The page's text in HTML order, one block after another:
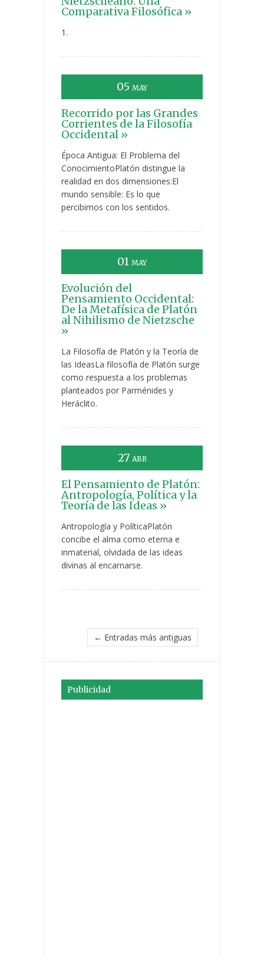
Comparativa Filosófica »
1.
05 MAY
Recorrido por las Grandes
Corrientes de la Filosofía
Occidental »
Época Antigua: El Problema del
ConocimientoPlatón distingue la
realidad en dos dimensiones:El
mundo sensible: Es lo que
percibimos con los sentidos.
01 MAY
Evolución del
Pensamiento Occidental:
De la Metafísica de Platón
al Nihilismo de Nietzsche
»
La Filosofía de Platón y la Teoría de
las IdeasLa filosofía de Platón surge
como respuesta a los problemas
planteados por Parménides y
Heráclito.
27 ABR
El Pensamiento de Platón:
Antropología, Política y la
Teoría de las Ideas »
Antropología y PolíticaPlatón
concibe el alma como eterna e
inmaterial, olvidada de las ideas
divinas al encarnarse.
← Entradas más antiguas
Publicidad